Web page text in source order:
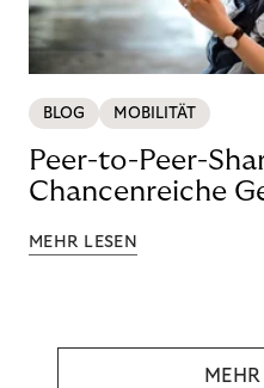
BLOG MOBILITÄT
Peer-to-Peer-
Chancenreiche
MEHR LESEN